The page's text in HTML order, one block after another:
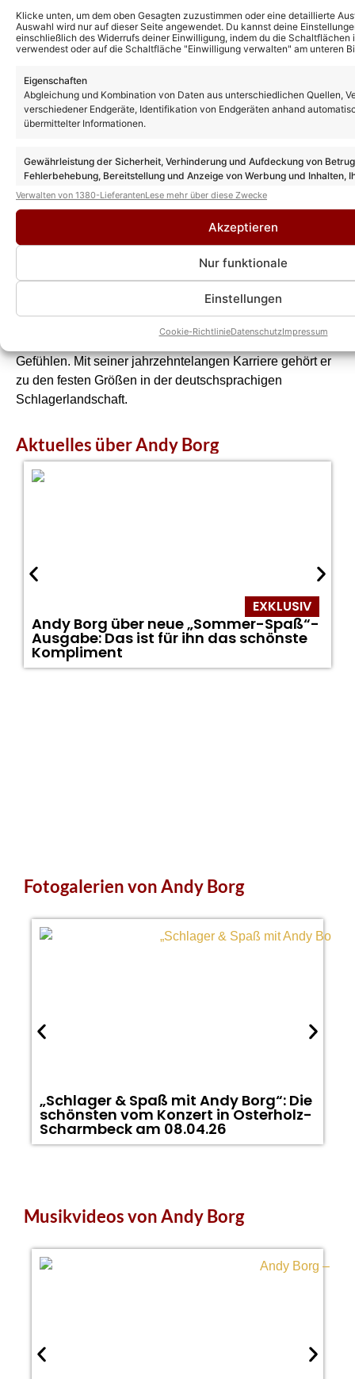
Klicke unten, um dem oben Gesagten zuzustimmen oder eine detaillierte
Auswahl wird nur auf dieser Seite angewendet. Du kannst deine
einschließlich des Widerrufs deiner Einwilligung, indem du die
verwendest oder auf die Schaltfläche "Einwilligung verwalten" am unteren
Eigenschaften
Abgleichung und Kombination von Daten aus unterschiedlichen Quellen,
verschiedener Endgeräte, Identifikation von Endgeräten anhand
übermittelter Informationen.
Gewährleistung der Sicherheit, Verhinderung und Aufdeckung von
Fehlerbehebung, Bereitstellung und Anzeige von Werbung und Inhalten,
Entscheidungen zum Datenschutz speichern und übermitteln.
Verwalten von 1380-LieferantenLese mehr über diese Zwecke
Akzeptieren
Nur funktionale
Einstellungen
Cookie-RichtlinieDatenschutzImpressum
moderierte er den „Musikantenstadl“, eine der
bekanntesten volkstümlichen Unterhaltungssendungen
im deutschsprachigen Raum. Seine sympathische Art
zu einem beliebten Moderator. Seit 2018 präsentiert er
die Sendung „Schlager-Spaß mit Andy Borg“, wo er
weiterhin regelmäßig Schlagerfreunde begeistert.
Privates:
Andy Borg lebt mit seiner Ehefrau Birgit, die er 1999
sehr familiär und bodenständig, meidet große Skandale
und zeigt sich oft volksnah und herzlich.
Andy Borgs Musik bewegt sich zwischen klassischem
Gefühlen. Mit seiner jahrzehntelangen Karriere gehört er
zu den festen Größen in der deutschsprachigen
Schlagerlandschaft.
Aktuelles über Andy Borg
EXKLUSIV
Andy Borg über neue „Sommer-Spaß“-
Ausgabe: Das ist für ihn das schönste
Kompliment
Fotogalerien von Andy Borg
„Schlager & Spaß mit Andy Borg“: Die
schönsten vom Konzert in Osterholz-
Scharmbeck am 08.04.26
Musikvideos von Andy Borg